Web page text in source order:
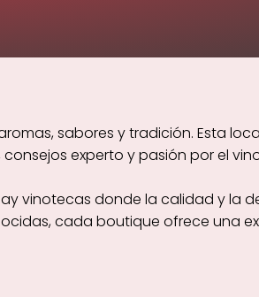
sabores y tradición. Esta
experto y pasión por el
vinotecas donde la calidad y la
cada boutique ofrece una